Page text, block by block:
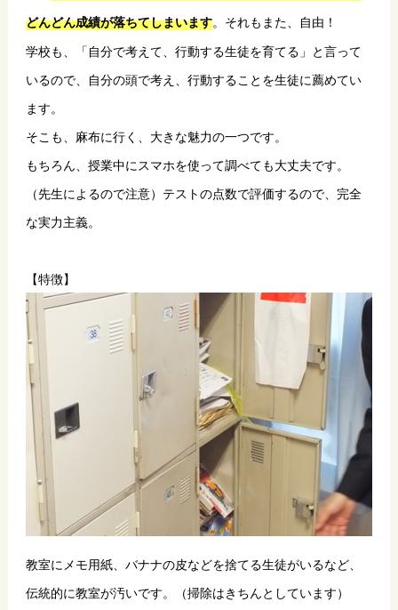
どんどん成績が落ちてしまいます。それもまた、自由！
学校も、「自分で考えて、行動する生徒を育てる」と言って
いるので、自分の頭で考え、行動することを生徒に薦めてい
ます。
そこも、麻布に行く、大きな魅力の一つです。
もちろん、授業中にスマホを使って調べても大丈夫です。
（先生によるので注意）テストの点数で評価するので、完全
な実力主義。
【特徴】
教室にメモ用紙、バナナの皮などを捨てる生徒がいるなど、
伝統的に教室が汚いです。（掃除はきちんとしています）